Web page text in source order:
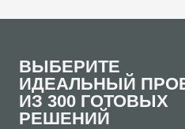
ВЫБЕРИТЕ
ИДЕАЛЬНЫЙ
ИЗ 300 ГОТОВЫХ
РЕШЕНИЙ